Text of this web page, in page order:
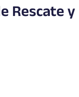
Rescate y